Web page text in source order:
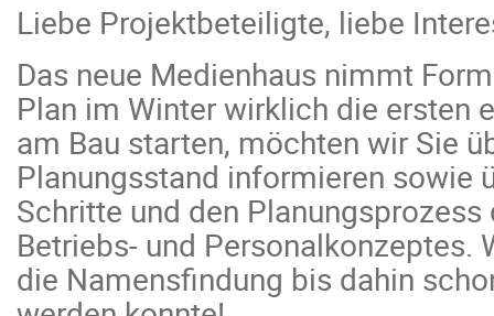
Liebe Projektbeteiligte, liebe
Das neue Medienhaus nimmt
Plan im Winter wirklich die ersten
am Bau starten, möchten wir Sie
Planungsstand informieren sowie
Schritte und den
Betriebs- und Personalkonzeptes.
die Namensfindung bis dahin